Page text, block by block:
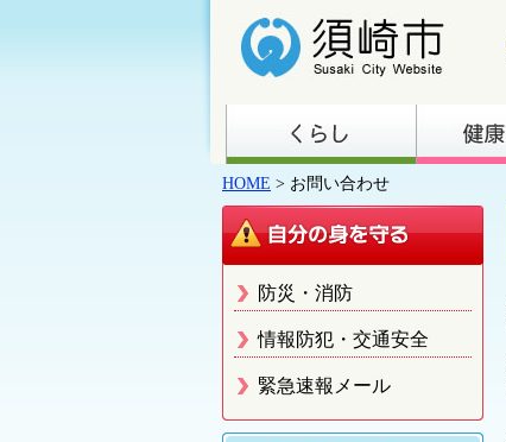
HOME > お問い合わせ
防災・消防
情報防犯・交通安全
緊急速報メール